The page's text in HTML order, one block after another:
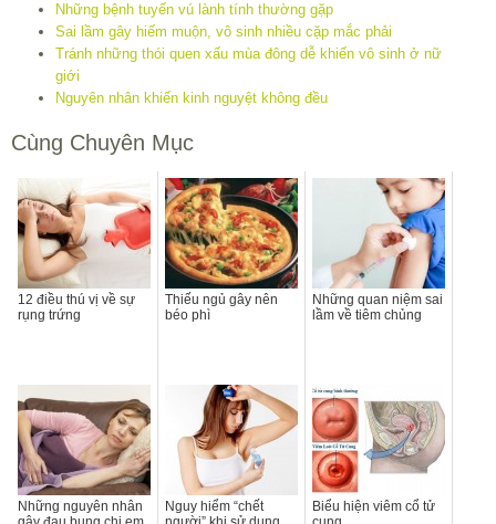
Những bệnh tuyến vú lành tính thường gặp
Sai lầm gây hiếm muộn, vô sinh nhiều cặp mắc phải
Tránh những thói quen xấu mùa đông dễ khiến vô sinh ở nữ
giới
Nguyên nhân khiến kinh nguyệt không đều
Cùng Chuyên Mục
12 điều thú vị về sự
rụng trứng
Thiếu ngủ gây nên
béo phì
Những quan niệm sai
lầm về tiêm chủng
Những nguyên nhân
Nguy hiểm “chết
Biểu hiện viêm cổ tử